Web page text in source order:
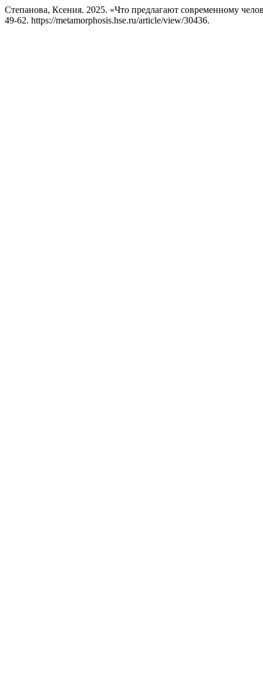
Степанова, Ксения. 2025. «Что предлагают современному
49-62. https://metamorphosis.hse.ru/article/view/30436.